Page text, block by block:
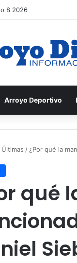
8 2026
Arroyo Deportivo
Últimas / ¿Por qué la
qué